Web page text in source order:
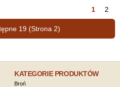
19 (Strona 2)
1 2
KATEGORIE PRODUKTÓW
Broń